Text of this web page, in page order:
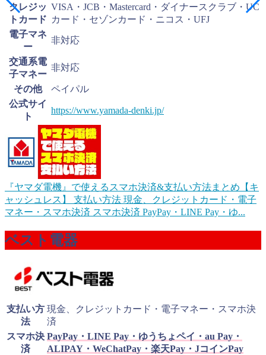
クレジッ
トカード
VISA・JCB・Mastercard・ダイナースクラブ・UC
カード・セゾンカード・ニコス・UFJ
電子マネ
ー
非対応
交通系電
子マネー
非対応
その他
ペイパル
公式サイ
ト
https://www.yamada-denki.jp/
『ヤマダ電機』で使えるスマホ決済&支払い方法まとめ【キ
ャッシュレス】
支払い方法 現金、クレジットカード・電子
マネー・スマホ決済 スマホ決済 PayPay・LINE Pay・ゆ...
ベスト電器
支払い方
法
現金、クレジットカード・電子マネー・スマホ決
済
スマホ決
済
PayPay・LINE Pay・ゆうちょペイ・au Pay・
ALIPAY・WeChatPay・楽天Pay・JコインPay